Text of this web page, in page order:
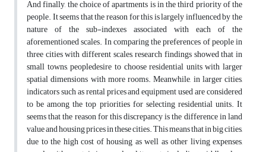
And finally, the choice of apartments is in the third priority of the
people. It seems that the reason for this is largely influenced by the
nature of the sub-indexes associated with each of the
aforementioned scales. In comparing the preferences of people in
three cities with different scales, research findings showed that in
small towns, peopledesire to choose residential units with larger
spatial dimensions with more rooms. Meanwhile, in larger cities,
indicators such as rental prices and equipment used are considered
to be among the top priorities for selecting residential units. It
seems that the reason for this discrepancy is the difference in land
value and housing prices in these cities. This means that in big cities,
due to the high cost of housing as well as other living expenses,